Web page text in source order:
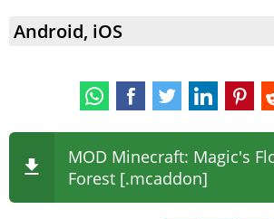
Android, iOS
MOD Minecraft: Magic's
Forest [.mcaddon]